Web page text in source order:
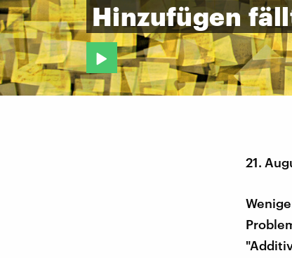
Hinzufügen
21.